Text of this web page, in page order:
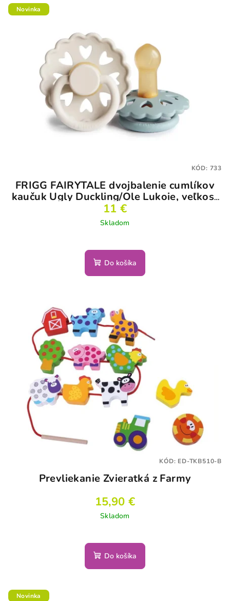
Novinka
FRIGG FAIRYTALE dvojbalenie cumlíkov
kaučuk Ugly Duckling/Ole Lukoie, veľkosť
1
11 €
Skladom
Do košíka
KÓD: 733
Prevliekanie Zvieratká z Farmy
15,90 €
Skladom
Do košíka
KÓD: ED-TKB510-B
Novinka